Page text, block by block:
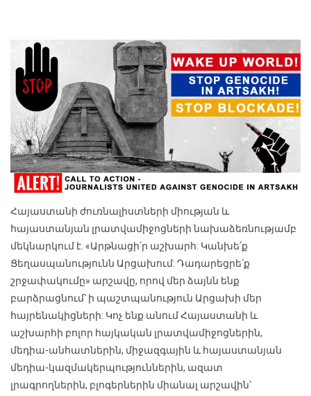
Հայաստանի ժուռնալիստների միության և
հայաստանյան լրատվամիջոցների նախաձեռնությամբ
մեկնարկում է. «Արթնացի՛ր աշխարհ: Կանխե՛ք
Ցեղասպանությունն Արցախում: Դադարեցրե՛ք
շրջափակումը» արշավը, որով մեր ձայնն ենք
բարձրացնում՝ ի պաշտպանություն Արցախի մեր
հայրենակիցների: Կոչ ենք անում Հայաստանի և
աշխարհի բոլոր հայկական լրատվամիջոցներին,
մեդիա-անհատներին, միջազգային և հայաստանյան
մեդիա-կազմակերպություններին, ազատ
լրագրողներին, բլոգերներին միանալ արշավին՝